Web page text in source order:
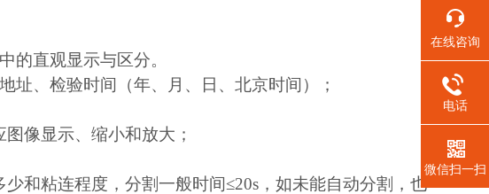
的直观显示与区分。
址、检验时间（年、月、日、北京时间）；
像显示、缩小和放大；
和粘连程度，分割一般时间≤20s，如未能自动分割，也
在线咨询
电话
微信扫一扫